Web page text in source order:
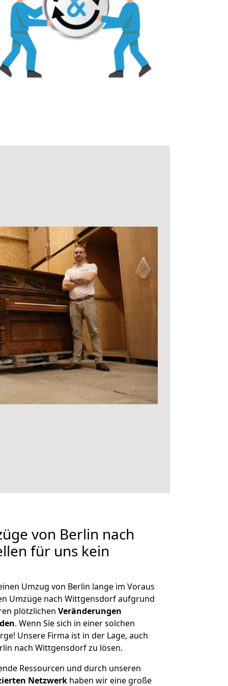
von Berlin nach
für uns kein
Umzug von Berlin lange im Voraus
Umzüge nach Wittgensdorf aufgrund
plötzlichen Veränderungen
. Wenn Sie sich in einer solchen
Unsere Firma ist in der Lage, auch
nach Wittgensdorf zu lösen.
Ressourcen und durch unseren
Netzwerk haben wir eine große